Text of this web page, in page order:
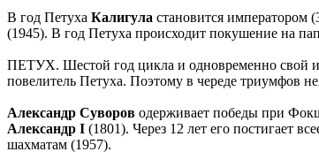
В год Петуха Калигула становится императором
(1945). В год Петуха происходит покушение на
ПЕТУХ. Шестой год цикла и одновременно свой
повелитель Петуха. Поэтому в череде триумфов
Александр Суворов одерживает победы при
Александр I (1801). Через 12 лет его постигает
шахматам (1957).